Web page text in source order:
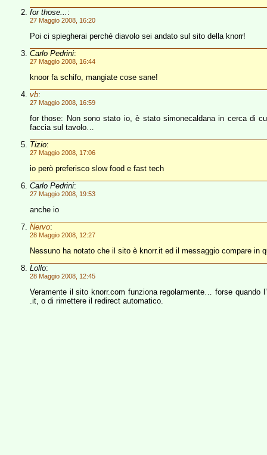
for those... :
27 Maggio 2008, 16:20
Poi ci spiegherai perché diavolo sei andato sul sito della knorr!
Carlo Pedrini:
27 Maggio 2008, 16:44
knoor fa schifo, mangiate cose sane!
vb:
27 Maggio 2008, 16:59
for those: Non sono stato io, è stato simonecaldana in cerca di
faccia sul tavolo…
Tizio:
27 Maggio 2008, 17:06
io però preferisco slow food e fast tech
Carlo Pedrini:
27 Maggio 2008, 19:53
anche io
Nervo:
28 Maggio 2008, 12:27
Nessuno ha notato che il sito è knorr.it ed il messaggio compare in
Lollo:
28 Maggio 2008, 12:45
Veramente il sito knorr.com funziona regolarmente… forse quando
.it, o di rimettere il redirect automatico.